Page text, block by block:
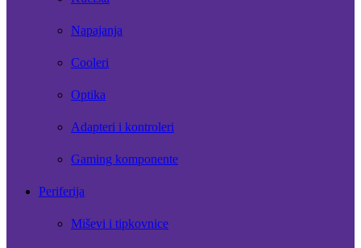
Napajanja
Cooleri
Optika
Adapteri i kontroleri
Gaming komponente
Periferija
Miševi i tipkovnice